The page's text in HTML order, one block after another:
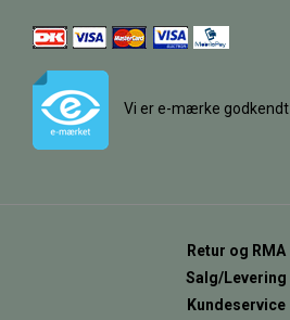
Vi er e-mærke godkendt
Retur og RMA
Salg/Levering
Kundeservice